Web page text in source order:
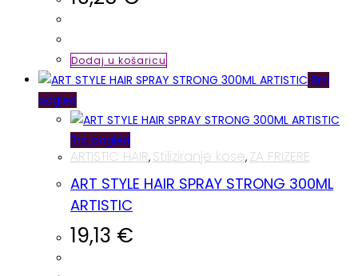
Dodaj u košaricu
Brzi
pogled
Brzi pogled
ARTISTIC HAIR, Stiliziranje kose, ZA FRIZERE
ART STYLE HAIR SPRAY STRONG 300ML
ARTISTIC
19,13 €